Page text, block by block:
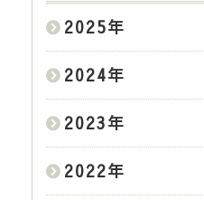
2025年
2024年
2023年
2022年